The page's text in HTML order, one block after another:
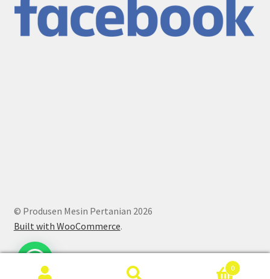
© Produsen Mesin Pertanian 2026
Built with WooCommerce.
0